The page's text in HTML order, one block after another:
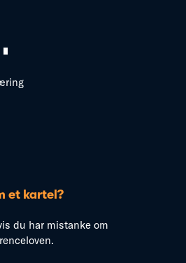
et kartel?
du har mistanke om